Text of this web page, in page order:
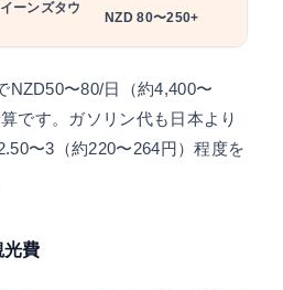
ーンズタウ
NZD 80〜250+
NZD50〜80/日（約4,400〜
です。ガソリン代も日本より
〜3（約220〜264円）程度を
光費